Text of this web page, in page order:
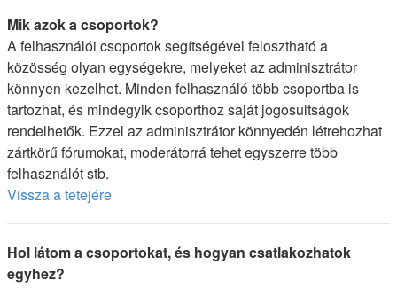
Mik azok a csoportok?
A felhasználói csoportok segítségével felosztható a
közösség olyan egységekre, melyeket az adminisztrátor
könnyen kezelhet. Minden felhasználó több csoportba is
tartozhat, és mindegyik csoporthoz saját jogosultságok
rendelhetők. Ezzel az adminisztrátor könnyedén létrehozhat
zártkörű fórumokat, moderátorrá tehet egyszerre több
felhasználót stb.
Vissza a tetejére
Hol látom a csoportokat, és hogyan csatlakozhatok
egyhez?